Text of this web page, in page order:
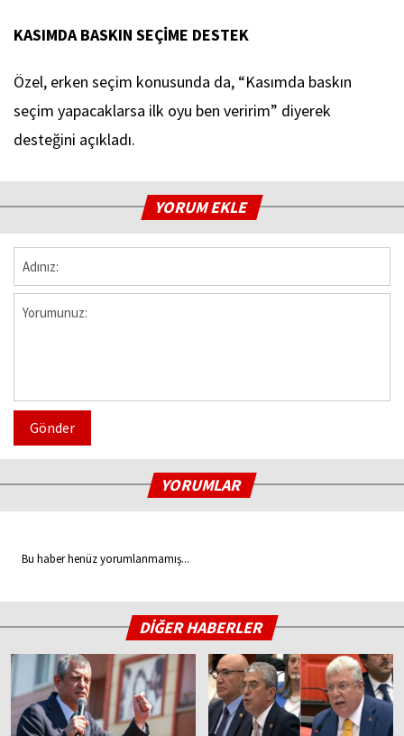
KASIMDA BASKIN SEÇİME DESTEK
Özel, erken seçim konusunda da, “Kasımda baskın
seçim yapacaklarsa ilk oyu ben veririm” diyerek
desteğini açıkladı.
YORUM EKLE
Gönder
YORUMLAR
Bu haber henüz yorumlanmamış...
DİĞER HABERLER